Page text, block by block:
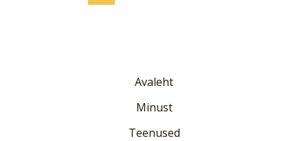
Avaleht
Minust
Teenused